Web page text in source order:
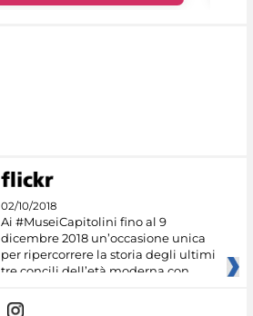
02/10/2018
Ai #MuseiCapitolini fino al 9
dicembre 2018 un’occasione unica
per ripercorrere la storia degli ultimi
tre concili dell’età moderna con